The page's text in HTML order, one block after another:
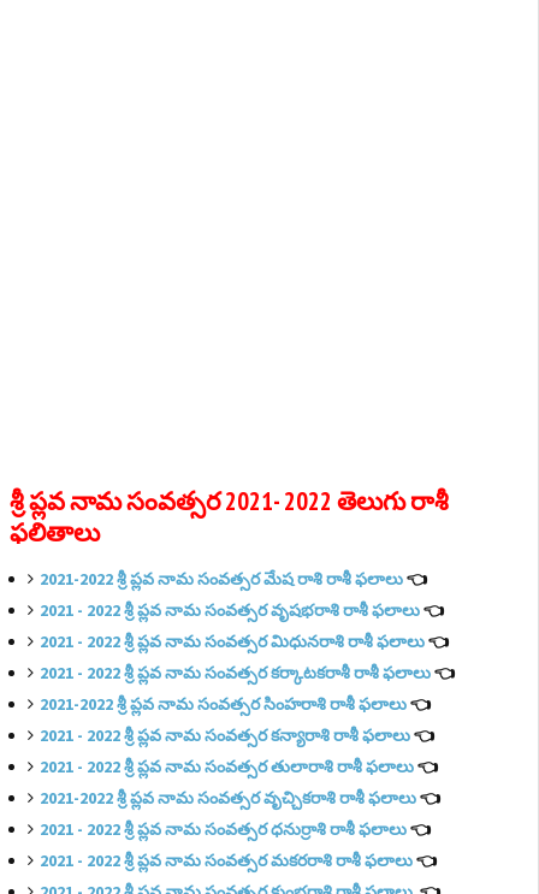
శ్రీ ప్లవ నామ సంవత్సర 2021- 2022 తెలుగు రాశీ
ఫలితాలు
2021-2022 శ్రీ ప్లవ నామ సంవత్సర మేష రాశి రాశీ ఫలాలు👈
2021 - 2022 శ్రీ ప్లవ నామ సంవత్సర వృషభరాశి రాశీ ఫలాలు👈
2021 - 2022 శ్రీ ప్లవ నామ సంవత్సర మిధునరాశి రాశీ ఫలాలు👈
2021 - 2022 శ్రీ ప్లవ నామ సంవత్సర కర్కాటకరాశీ రాశీ ఫలాలు👈
2021-2022 శ్రీ ప్లవ నామ సంవత్సర సింహరాశి రాశీ ఫలాలు👈
2021 - 2022 శ్రీ ప్లవ నామ సంవత్సర కన్యారాశి రాశీ ఫలాలు👈
2021 - 2022 శ్రీ ప్లవ నామ సంవత్సర తులారాశి రాశీ ఫలాలు👈
2021-2022 శ్రీ ప్లవ నామ సంవత్సర వృచ్చికరాశి రాశీ ఫలాలు👈
2021 - 2022 శ్రీ ప్లవ నామ సంవత్సర ధనుర్రాశి రాశీ ఫలాలు👈
2021 - 2022 శ్రీ ప్లవ నామ సంవత్సర మకరరాశి రాశీ ఫలాలు👈